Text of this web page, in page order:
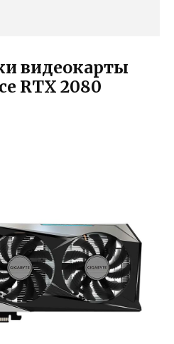
видеокарты
RTX 2080